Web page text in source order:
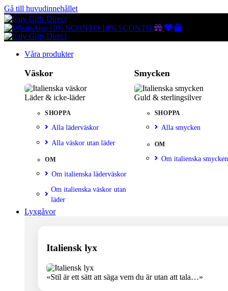
Gå till huvudinnehållet
10% SCONTO 10% SCONTO Gutscheine
Wunschliste
Warenkorb
Våra produkter
Väskor
Läder & icke-läder
SHOPPA
Alla läderväskor
Alla väskor utan läder
OM
Om italienska läderväskor
Om italienska väskor utan
läder
Smycken
Guld & sterlingsilver
SHOPPA
Alla smycken
OM
Om italienska smycken
Lyxgåvor
Italiensk lyx
«Stil är ett sätt att säga vem du är utan att tala…»